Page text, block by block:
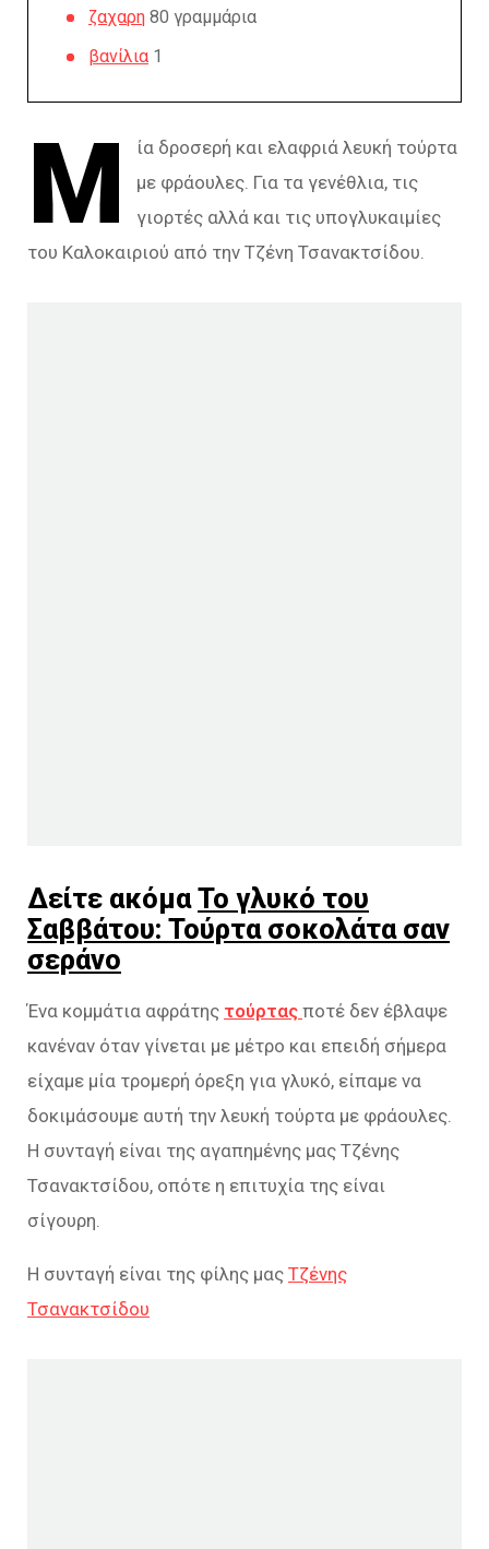
ζαχαρη 80 γραμμάρια
βανίλια 1
Μ
ία δροσερή και ελαφριά λευκή τούρτα
με φράουλες. Για τα γενέθλια, τις
γιορτές αλλά και τις υπογλυκαιμίες
του Καλοκαιριού από την Τζένη Τσανακτσίδου.
Δείτε ακόμαΤο γλυκό του
Σαββάτου: Τούρτα σοκολάτα σαν
σεράνο
Ένα κομμάτια αφράτης τούρτας ποτέ δεν έβλαψε
κανέναν όταν γίνεται με μέτρο και επειδή σήμερα
είχαμε μία τρομερή όρεξη για γλυκό, είπαμε να
δοκιμάσουμε αυτή την λευκή τούρτα με φράουλες.
Η συνταγή είναι της αγαπημένης μας Τζένης
Τσανακτσίδου, οπότε η επιτυχία της είναι
σίγουρη.
Η συνταγή είναι της φίλης μας Τζένης
Τσανακτσίδου